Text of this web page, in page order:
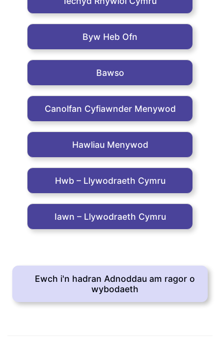
Byw Heb Ofn
Bawso
Canolfan Cyfiawnder Menywod
Hawliau Menywod
Hwb – Llywodraeth Cymru
Iawn – Llywodraeth Cymru
Ewch i'n hadran Adnoddau am ragor o
wybodaeth